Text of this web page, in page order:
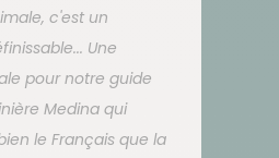
c'est un
Une
pour notre guide
Medina qui
le Français que la